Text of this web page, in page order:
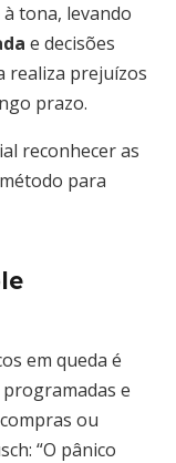
tona, levando
e decisões
realiza prejuízos
prazo.
reconhecer as
para
em queda é
e
ou
“O pânico